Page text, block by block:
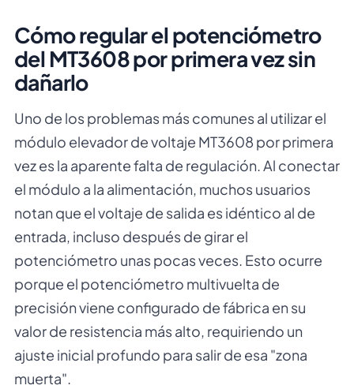
Cómo regular el potenciómetro
del MT3608 por primera vez sin
dañarlo
Uno de los problemas más comunes al utilizar el
módulo elevador de voltaje MT3608 por primera
vez es la aparente falta de regulación. Al conectar
el módulo a la alimentación, muchos usuarios
notan que el voltaje de salida es idéntico al de
entrada, incluso después de girar el
potenciómetro unas pocas veces. Esto ocurre
porque el potenciómetro multivuelta de
precisión viene configurado de fábrica en su
valor de resistencia más alto, requiriendo un
ajuste inicial profundo para salir de esa "zona
muerta".